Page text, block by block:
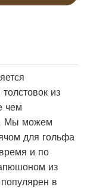
из
чем
Мы можем
для гольфа
и по
из
в